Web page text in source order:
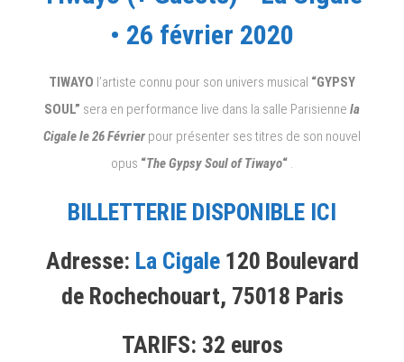
• 26 février 2020
TIWAYO l’artiste connu pour son univers musical “GYPSY
SOUL” sera en performance live dans la salle Parisienne la
Cigale le 26 Février pour présenter ses titres de son nouvel
opus “The Gypsy Soul of Tiwayo“ .
BILLETTERIE DISPONIBLE ICI
Adresse: La Cigale120 Boulevard
de Rochechouart, 75018 Paris
TARIFS: 32 euros